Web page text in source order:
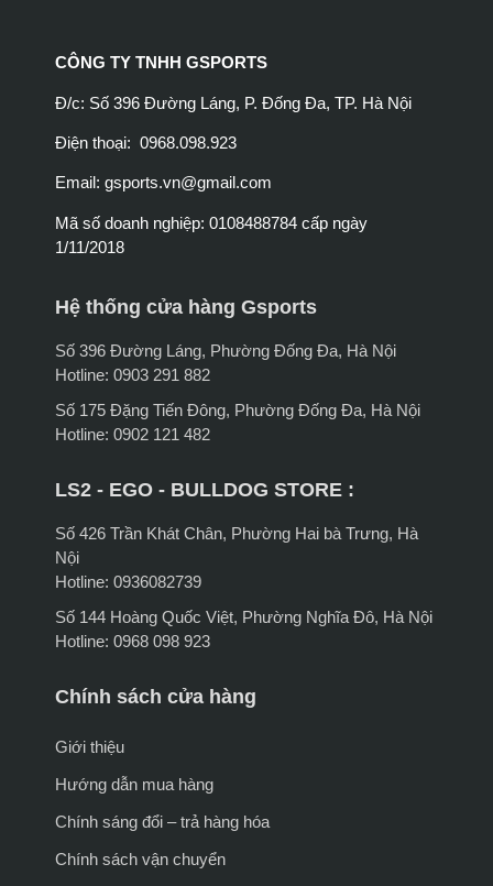
CÔNG TY TNHH GSPORTS
Đ/c: Số 396 Đường Láng, P. Đống Đa, TP. Hà Nội
Điện thoại: 0968.098.923
Email: gsports.vn@gmail.com
Mã số doanh nghiệp: 0108488784 cấp ngày
1/11/2018
Hệ thống cửa hàng Gsports
Số 396 Đường Láng, Phường Đống Đa, Hà Nội
Hotline: 0903 291 882
Số 175 Đặng Tiến Đông, Phường Đống Đa, Hà Nội
Hotline: 0902 121 482
LS2 - EGO - BULLDOG STORE :
Số 426 Trần Khát Chân, Phường Hai bà Trưng, Hà
Nội
Hotline: 0936082739
Số 144 Hoàng Quốc Việt, Phường Nghĩa Đô, Hà Nội
Hotline: 0968 098 923
Chính sách cửa hàng
Giới thiệu
Hướng dẫn mua hàng
Chính sáng đổi – trả hàng hóa
Chính sách vận chuyển